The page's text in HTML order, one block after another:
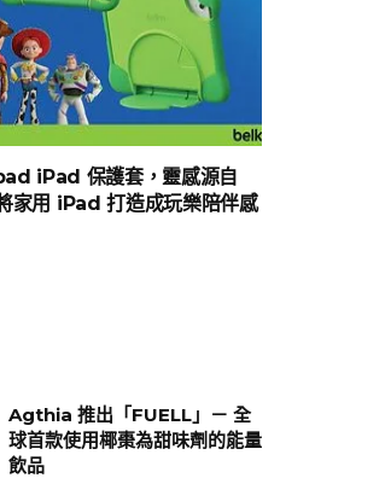
iPad 保護套，靈感源自
家用 iPad 打造成玩樂陪伴感
Agthia 推出「FUELL」－ 全
球首款使用椰棗為甜味劑的能量
飲品